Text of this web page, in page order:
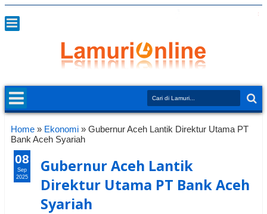
Home » Ekonomi » Gubernur Aceh Lantik Direktur Utama PT
Bank Aceh Syariah
Gubernur Aceh Lantik
Direktur Utama PT Bank Aceh
Syariah
08
Sep
2025